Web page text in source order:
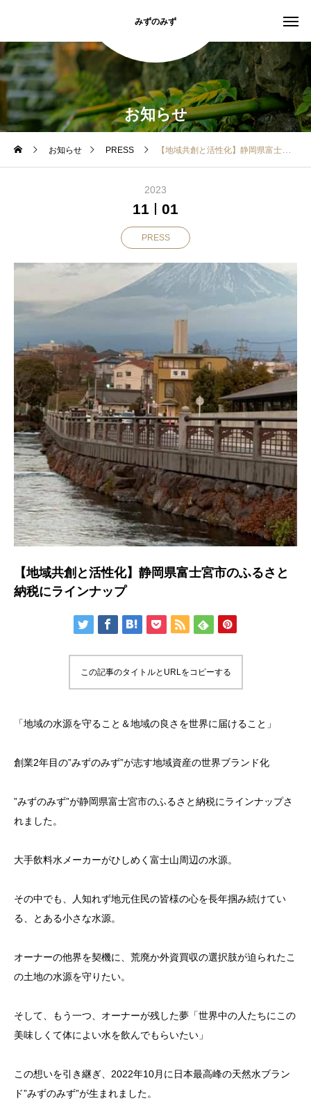
みずのみず
お知らせ
お知らせ PRESS 【地域共創と活性化】静岡県富士宮市のふるさと納税にラインナップ
2023
11 01
PRESS
【地域共創と活性化】静岡県富士宮市のふるさと
納税にラインナップ
この記事のタイトルとURLをコピーする
「地域の水源を守ること＆地域の良さを世界に届けること」
創業2年目の”みずのみず”が志す地域資産の世界ブランド化
”みずのみず”が静岡県富士宮市のふるさと納税にラインナップさ
れました。
大手飲料水メーカーがひしめく富士山周辺の水源。
その中でも、人知れず地元住民の皆様の心を長年掴み続けてい
る、とある小さな水源。
オーナーの他界を契機に、荒廃か外資買収の選択肢が迫られたこ
の土地の水源を守りたい。
そして、もう一つ、オーナーが残した夢「世界中の人たちにこの
美味しくて体によい水を飲んでもらいたい」
この想いを引き継ぎ、2022年10月に日本最高峰の天然水ブラン
ド”みずのみず”が生まれました。